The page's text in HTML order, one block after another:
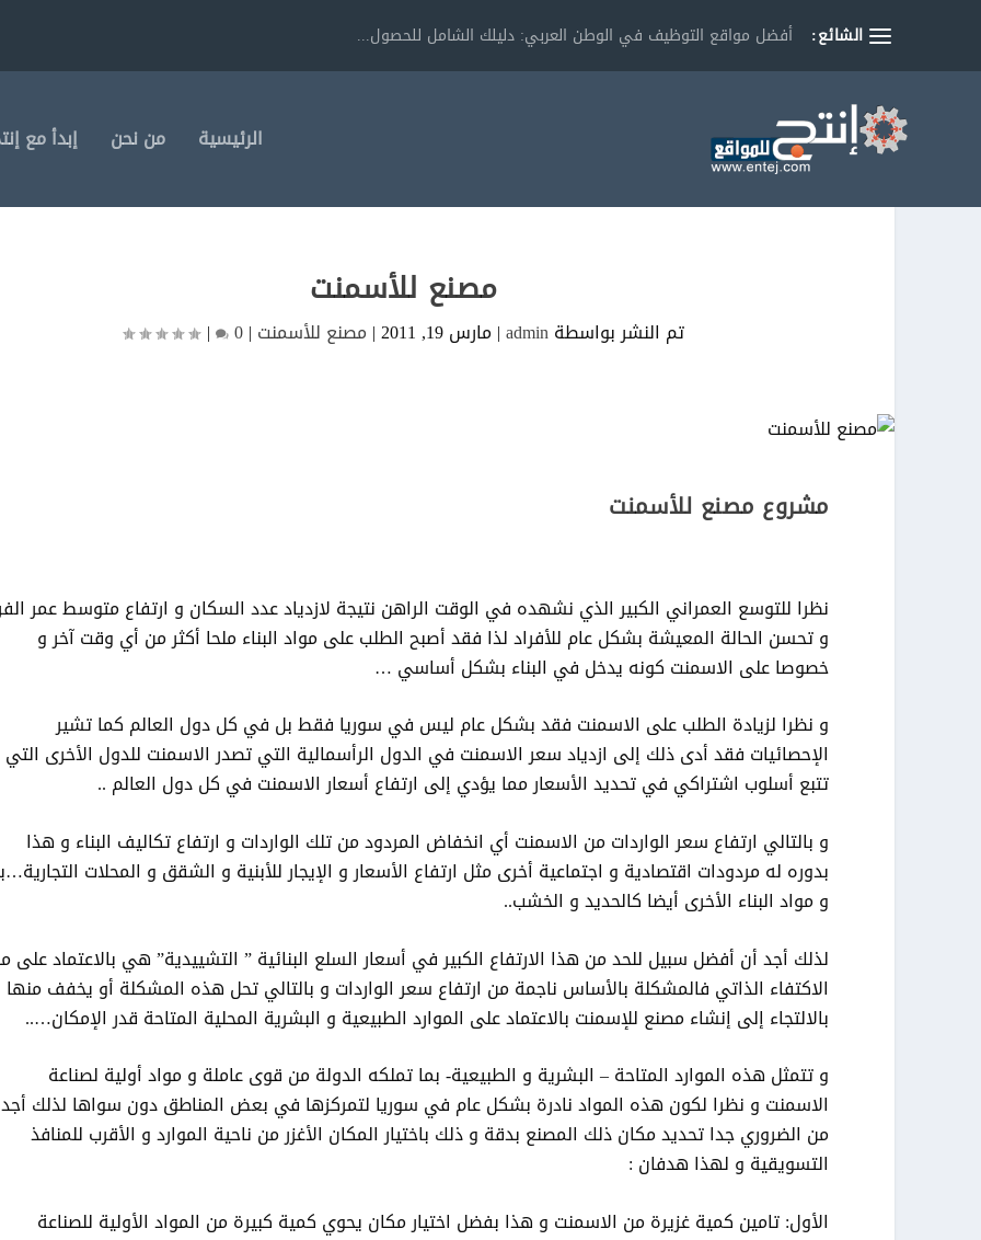
الشائع: أفضل مواقع التوظيف في الوطن العربي: دليلك الشامل للحصول...
الرئيسية من نحن إبدأ مع
مصنع للأسمنت
تم النشر بواسطةadmin
|مارس 19, 2011 | مصنع للأسمنت |
0
|
مشروع مصنع للأسمنت
نظرا للتوسع العمراني الكبير الذي نشهده في الوقت الراهن نتيجة لازدياد عدد السكان و ارتفاع متوسط عمر
و تحسن الحالة المعيشة بشكل عام للأفراد لذا فقد أصبح الطلب على مواد البناء ملحا أكثر من أي وقت آخر و
خصوصا على الاسمنت كونه يدخل في البناء بشكل أساسي …
و نظرا لزيادة الطلب على الاسمنت فقد بشكل عام ليس في سوريا فقط بل في كل دول العالم كما تشير
الإحصائيات فقد أدى ذلك إلى ازدياد سعر الاسمنت في الدول الرأسمالية التي تصدر الاسمنت للدول الأخرى التي
تتبع أسلوب اشتراكي في تحديد الأسعار مما يؤدي إلى ارتفاع أسعار الاسمنت في كل دول العالم ..
و بالتالي ارتفاع سعر الواردات من الاسمنت أي انخفاض المردود من تلك الواردات و ارتفاع تكاليف البناء و هذا
بدوره له مردودات اقتصادية و اجتماعية أخرى مثل ارتفاع الأسعار و الإيجار للأبنية و الشقق و المحلات
و مواد البناء الأخرى أيضا كالحديد و الخشب..
لذلك أجد أن أفضل سبيل للحد من هذا الارتفاع الكبير في أسعار السلع البنائية ” التشييدية” هي بالاعتماد على
الاكتفاء الذاتي فالمشكلة بالأساس ناجمة من ارتفاع سعر الواردات و بالتالي تحل هذه المشكلة أو يخفف
بالالتجاء إلى إنشاء مصنع للإسمنت بالاعتماد على الموارد الطبيعية و البشرية المحلية المتاحة قدر الإمكان…..
و تتمثل هذه الموارد المتاحة – البشرية و الطبيعية- بما تملكه الدولة من قوى عاملة و مواد أولية لصناعة
الاسمنت و نظرا لكون هذه المواد نادرة بشكل عام في سوريا لتمركزها في بعض المناطق دون سواها لذلك أجد
من الضروري جدا تحديد مكان ذلك المصنع بدقة و ذلك باختيار المكان الأغزر من ناحية الموارد و الأقرب للمنافذ
التسويقية و لهذا هدفان :
الأول: تامين كمية غزيرة من الاسمنت و هذا بفضل اختيار مكان يحوي كمية كبيرة من المواد الأولية للصناعة